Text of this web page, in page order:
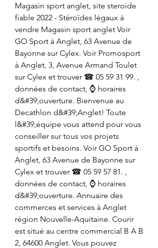
Magasin sport anglet, site steroide
fiable 2022 - Stéroïdes légaux à
vendre Magasin sport anglet Voir
GO Sport à Anglet, 63 Avenue de
Bayonne sur Cylex. Voir Promosport
à Anglet, 3, Avenue Armand Toulet
sur Cylex et trouver ☎ 05 59 31 99. ,
données de contact, ⌚ horaires
d&#39;ouverture. Bienvenue au
Decathlon d&#39;Anglet! Toute
l&#39;équipe vous attend pour vous
conseiller sur tous vos projets
sportifs et besoins. Voir GO Sport à
Anglet, 63 Avenue de Bayonne sur
Cylex et trouver ☎ 05 59 57 81. ,
données de contact, ⌚ horaires
d&#39;ouverture. Annuaire des
commerces et services à Anglet
région Nouvelle-Aquitaine. Courir
est situé au centre commercial B A B
2, 64600 Anglet. Vous pouvez